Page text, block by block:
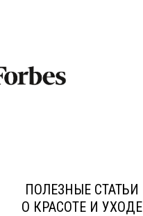
ПОЛЕЗНЫЕ СТАТЬИ
О КРАСОТЕ И УХОДЕ